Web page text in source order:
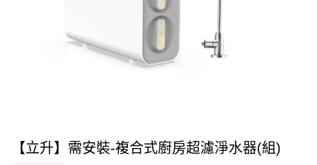
【立升】需安裝-複合式廚房超濾淨水器(組)